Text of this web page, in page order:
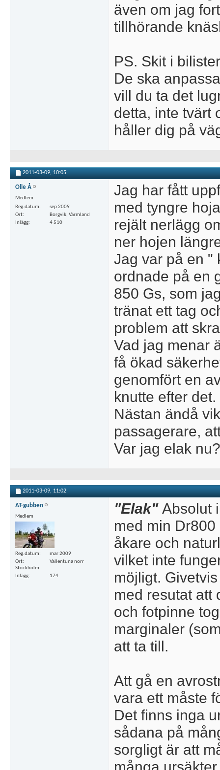
även om jag
tillhörande
PS. Skit i
De ska
vill du ta det
detta, inte tvärt
håller dig på
2011-03-09, 10:05
Olle Å
Medlem
Reg.datum
sep 2009
Ort
Borgvik, Värmland
Inlägg
4 510
Jag har fått
med tyngre
rejält nerlägg
ner hojen
Jag var på en "
ordnade på en
850 Gs, som
tränat ett tag
problem att
Vad jag menar
få ökad
genomfört en
knutte efter det.
Nästan ändå
passagerare,
Var jag elak
2011-03-09, 11:02
AT-gubben
Medlem
Reg.datum
mar 2009
Ort
Vallentuna norr
Stockholm
Inlägg
174
"Elak" Absolut
med min
åkare och
vilket inte
möjligt.
med resutat att
och fotpinne
marginaler
att ta till.
Att gå en
vara ett måste
Det finns inga
sådana på
sorgligt är att